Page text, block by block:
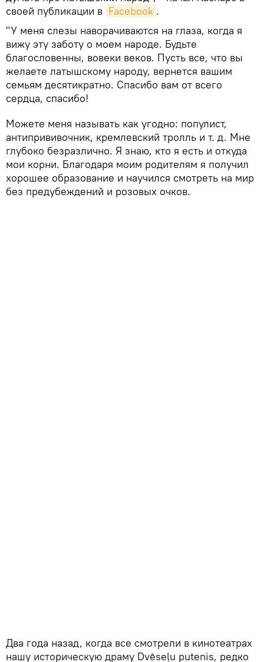
своей публикации в Facebook .
"У меня слезы наворачиваются на глаза, когда я
вижу эту заботу о моем народе. Будьте
благословенны, вовеки веков. Пусть все, что вы
желаете латышскому народу, вернется вашим
семьям десятикратно. Спасибо вам от всего
сердца, спасибо!
Можете меня называть как угодно: популист,
антипрививочник, кремлевский тролль и т. д. Мне
глубоко безразлично. Я знаю, кто я есть и откуда
мои корни. Благодаря моим родителям я получил
хорошее образование и научился смотреть на мир
без предубеждений и розовых очков.
Два года назад, когда все смотрели в кинотеатрах
нашу историческую драму Dvēseļu putenis, редко